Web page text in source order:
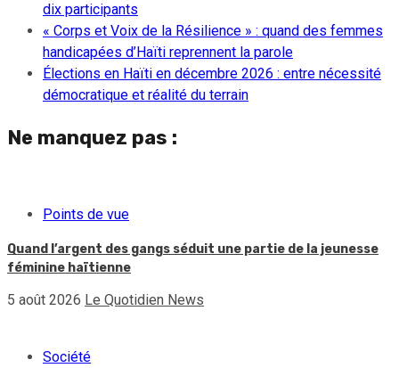
dix participants
« Corps et Voix de la Résilience » : quand des femmes
handicapées d’Haïti reprennent la parole
Élections en Haïti en décembre 2026 : entre nécessité
démocratique et réalité du terrain
Ne manquez pas :
Points de vue
Quand l’argent des gangs séduit une partie de la jeunesse
féminine haïtienne
5 août 2026 Le Quotidien News
Société